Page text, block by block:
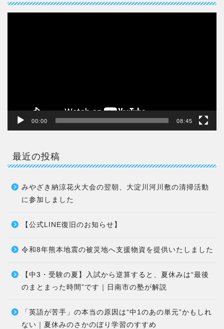
00:00 08:45
最近の投稿
みやざき納涼花火大会の翌朝、大淀川河川敷の清掃活動
に参加しました
【公式LINE復旧のお知らせ】
令和8年熊本地震の被災地へ支援物資を提供いたしました
【中3・受験の夏】入試から逆算すると、夏休みは“最後
のまとまった時間”です｜日南市の塾が解説
「英語が苦手」の本当の原因は“中1のあの単元”かもしれ
ない｜夏休みのさかのぼり学習のすすめ